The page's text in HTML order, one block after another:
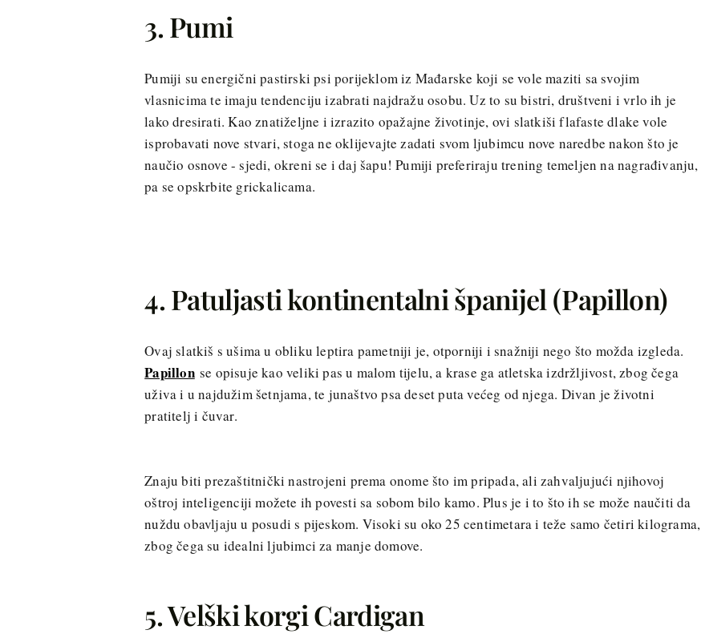
3. Pumi
Pumiji su energični pastirski psi porijeklom iz Mađarske koji se vole maziti sa svojim
vlasnicima te imaju tendenciju izabrati najdražu osobu. Uz to su bistri, društveni i vrlo ih je
lako dresirati. Kao znatiželjne i izrazito opažajne životinje, ovi slatkiši flafaste dlake vole
isprobavati nove stvari, stoga ne oklijevajte zadati svom ljubimcu nove naredbe nakon što je
naučio osnove - sjedi, okreni se i daj šapu! Pumiji preferiraju trening temeljen na nagrađivanju,
pa se opskrbite grickalicama.
4. Patuljasti kontinentalni španijel (Papillon)
Ovaj slatkiš s ušima u obliku leptira pametniji je, otporniji i snažniji nego što možda izgleda.
Papillonse opisuje kao veliki pas u malom tijelu, a krase ga atletska izdržljivost, zbog čega
uživa i u najdužim šetnjama, te junaštvo psa deset puta većeg od njega. Divan je životni
pratitelj i čuvar.
Znaju biti prezaštitnički nastrojeni prema onome što im pripada, ali zahvaljujući njihovoj
oštroj inteligenciji možete ih povesti sa sobom bilo kamo. Plus je i to što ih se može naučiti da
nuždu obavljaju u posudi s pijeskom. Visoki su oko 25 centimetara i teže samo četiri kilograma,
zbog čega su idealni ljubimci za manje domove.
5. Velški korgi Cardigan